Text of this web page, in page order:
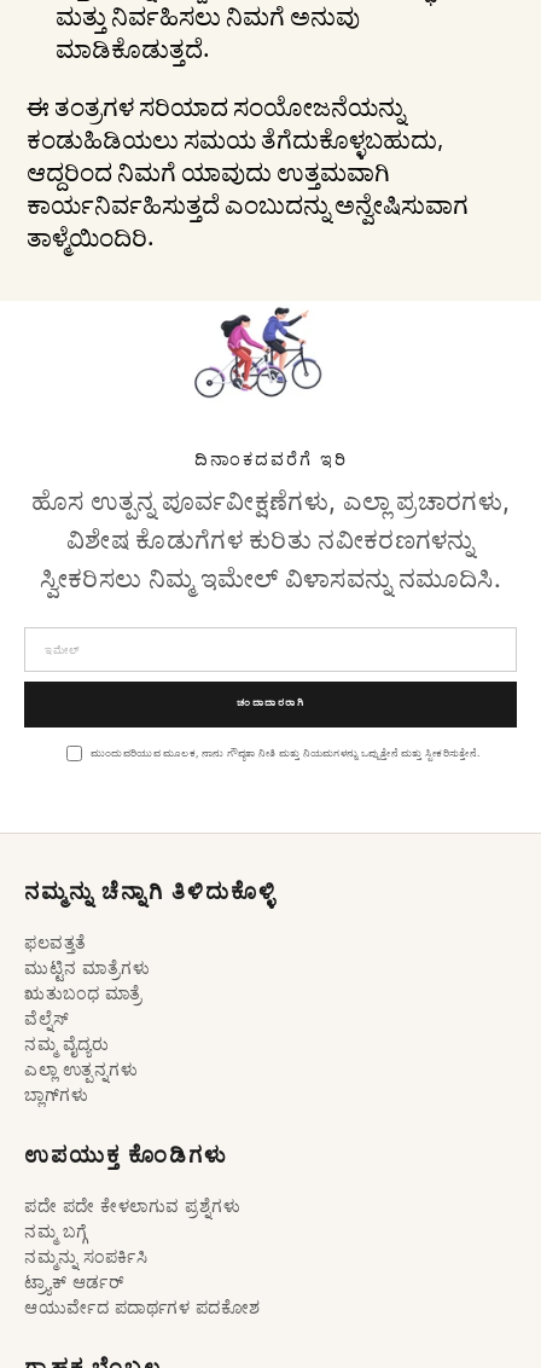
ಮತ್ತು ನಿರ್ವಹಿಸಲು ನಿಮಗೆ ಅನುವು
ಮಾಡಿಕೊಡುತ್ತದೆ.
ಈ ತಂತ್ರಗಳ ಸರಿಯಾದ ಸಂಯೋಜನೆಯನ್ನು
ಕಂಡುಹಿಡಿಯಲು ಸಮಯ ತೆಗೆದುಕೊಳ್ಳಬಹುದು,
ಆದ್ದರಿಂದ ನಿಮಗೆ ಯಾವುದು ಉತ್ತಮವಾಗಿ
ಕಾರ್ಯನಿರ್ವಹಿಸುತ್ತದೆ ಎಂಬುದನ್ನು ಅನ್ವೇಷಿಸುವಾಗ
ತಾಳ್ಮೆಯಿಂದಿರಿ.
ದಿನಾಂಕದವರೆಗೆ ಇರಿ
ಹೊಸ ಉತ್ಪನ್ನ ಪೂರ್ವವೀಕ್ಷಣೆಗಳು, ಎಲ್ಲಾ ಪ್ರಚಾರಗಳು,
ವಿಶೇಷ ಕೊಡುಗೆಗಳ ಕುರಿತು ನವೀಕರಣಗಳನ್ನು
ಸ್ವೀಕರಿಸಲು ನಿಮ್ಮ ಇಮೇಲ್ ವಿಳಾಸವನ್ನು ನಮೂದಿಸಿ.
ಚಂದಾದಾರರಾಗಿ
ಮುಂದುವರಿಯುವ ಮೂಲಕ, ನಾನು ಗೌಪ್ಯತಾ ನೀತಿ ಮತ್ತು ನಿಯಮಗಳನ್ನು ಒಪ್ಪುತ್ತೇನೆ ಮತ್ತು ಸ್ವೀಕರಿಸುತ್ತೇನೆ.
ನಮ್ಮನ್ನು ಚೆನ್ನಾಗಿ ತಿಳಿದುಕೊಳ್ಳಿ
ಫಲವತ್ತತೆ
ಮುಟ್ಟಿನ ಮಾತ್ರೆಗಳು
ಋತುಬಂಧ ಮಾತ್ರೆ
ವೆಲ್ನೆಸ್
ನಮ್ಮ ವೈದ್ಯರು
ಎಲ್ಲಾ ಉತ್ಪನ್ನಗಳು
ಬ್ಲಾಗ್‌ಗಳು
ಉಪಯುಕ್ತ ಕೊಂಡಿಗಳು
ಪದೇ ಪದೇ ಕೇಳಲಾಗುವ ಪ್ರಶ್ನೆಗಳು
ನಮ್ಮ ಬಗ್ಗೆ
ನಮ್ಮನ್ನು ಸಂಪರ್ಕಿಸಿ
ಟ್ರ್ಯಾಕ್ ಆರ್ಡರ್
ಆಯುರ್ವೇದ ಪದಾರ್ಥಗಳ ಪದಕೋಶ